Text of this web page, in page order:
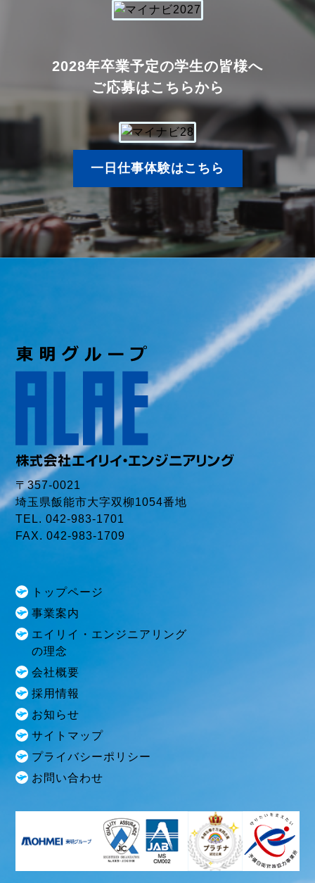
2028年卒業予定の学生の皆様へ
ご応募はこちらから
一日仕事体験はこちら
〒357-0021
埼玉県飯能市大字双柳1054番地
TEL. 042-983-1701
FAX. 042-983-1709
トップページ
事業案内
エイリイ・エンジニアリング
の理念
会社概要
採用情報
お知らせ
サイトマップ
プライバシーポリシー
お問い合わせ